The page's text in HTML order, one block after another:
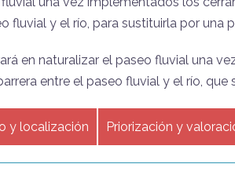
fluvial y el río, para sustituirla por una
en naturalizar el paseo fluvial una
entre el paseo fluvial y el río,
y localización Priorización y